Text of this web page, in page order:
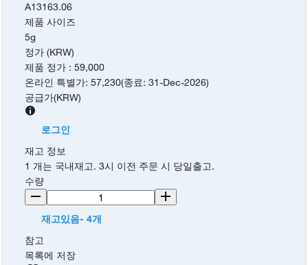
A13163.06
제품 사이즈
5g
정가 (KRW)
제품 정가 :59,000
온라인 특별가:57,230(종료:31-Dec-2026)
공급가(KRW)
로그인
재고 정보
1 개는 국내재고. 3시 이전 주문 시 당일출고.
수량
재고있음- 4개
참고
목록에 저장